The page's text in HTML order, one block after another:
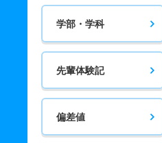
学部・学科
先輩体験記
偏差値